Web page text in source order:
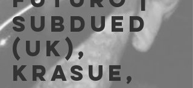
SUBDUED
(UK),
KRASUE,